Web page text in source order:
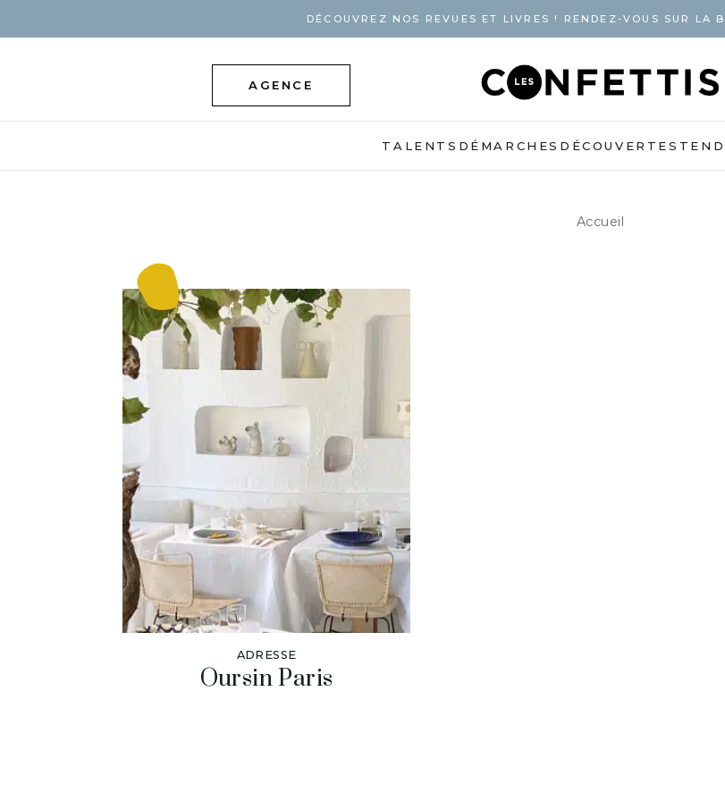
DÉCOUVREZ NOS REVUES ET LIVRES ! RENDEZ-VOUS SUR LA
AGENCE
TALENTS DÉMARCHES DÉCOUVERTES
Accueil
ADRESSE
Oursin Paris